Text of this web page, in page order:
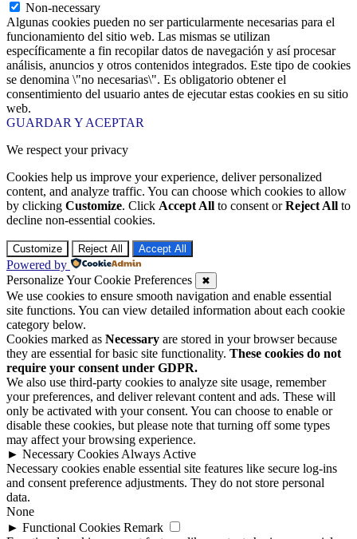
Non-necessary
Algunas cookies pueden no ser particularmente necesarias para el
funcionamiento del sitio web. Las mismas se utilizan
específicamente a fin recopilar datos de navegación y así procesar
análisis, anuncios y otros contenidos integrados. Este tipo de cookies
se denomina \"no necesarias\". Es obligatorio obtener el
consentimiento del usuario antes de ejecutar estas cookies en su sitio
web.
GUARDAR Y ACEPTAR
We respect your privacy
Cookies help us improve your experience, deliver personalized
content, and analyze traffic. You can choose which cookies to allow
by clicking Customize. Click Accept All to consent orReject All to
decline non-essential cookies.
Customize Reject All Accept All
Powered by
Personalize Your Cookie Preferences
✖
We use cookies to ensure smooth navigation and enable essential
site functions. You can view detailed information about each cookie
category below.
Cookies marked as Necessary are stored in your browser because
they are essential for basic site functionality. These cookies do not
require your consent under GDPR.
We also use third-party cookies to analyze site usage, remember
your preferences, and deliver relevant content and ads. These will
only be activated with your consent. You can choose to enable or
disable these cookies, but please note that turning off some types
may affect your browsing experience.
► Necessary Cookies Always Active
Necessary cookies enable essential site features like secure log-ins
and consent preference adjustments. They do not store personal
data.
None
► Functional Cookies Remark